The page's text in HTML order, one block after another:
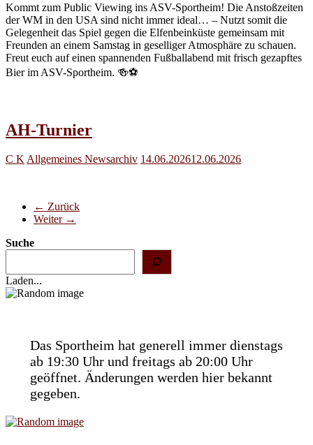
Kommt zum Public Viewing ins ASV-Sportheim! Die Anstoßzeiten
der WM in den USA sind nicht immer ideal… – Nutzt somit die
Gelegenheit das Spiel gegen die Elfenbeinküste gemeinsam mit
Freunden an einem Samstag in geselliger Atmosphäre zu schauen.
Freut euch auf einen spannenden Fußballabend mit frisch gezapftes
Bier im ASV-Sportheim. 🍻⚽️
AH-Turnier
C KAllgemeines Newsarchiv 14.06.202612.06.2026
← Zurück
Weiter →
Suche
Laden...
Das Sportheim hat generell immer dienstags
ab 19:30 Uhr und freitags ab 20:00 Uhr
geöffnet. Änderungen werden hier bekannt
gegeben.